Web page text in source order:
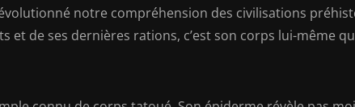
notre compréhension des civilisations
et de ses dernières rations, c’est son corps lui-même